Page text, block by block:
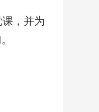
，并为